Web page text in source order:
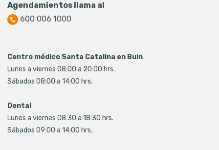
Agendamientos llama al
600 006 1000
Centro médico Santa Catalina en Buin
Lunes a viernes 08:00 a 20:00 hrs.
Sábados 08:00 a 14:00 hrs.
Dental
Lunes a viernes 08:30 a 18:30 hrs.
Sábados 09:00 a 14:00 hrs.